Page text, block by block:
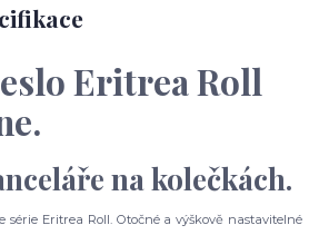
Eritrea Roll
na kolečkách.
série Eritrea Roll. Otočné a výškově nastavitelné